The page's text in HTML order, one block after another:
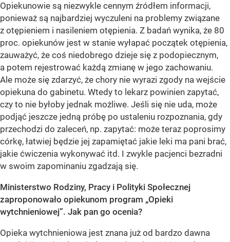
Opiekunowie są niezwykle cennym źródłem informacji,
ponieważ są najbardziej wyczuleni na problemy związane
z otępieniem i nasileniem otępienia. Z badań wynika, że 80
proc. opiekunów jest w stanie wyłapać początek otępienia,
zauważyć, że coś niedobrego dzieje się z podopiecznym,
a potem rejestrować każdą zmianę w jego zachowaniu.
Ale może się zdarzyć, że chory nie wyrazi zgody na wejście
opiekuna do gabinetu. Wtedy to lekarz powinien zapytać,
czy to nie byłoby jednak możliwe. Jeśli się nie uda, może
podjąć jeszcze jedną próbę po ustaleniu rozpoznania, gdy
przechodzi do zaleceń, np. zapytać: może teraz poprosimy
córkę, łatwiej będzie jej zapamiętać jakie leki ma pani brać,
jakie ćwiczenia wykonywać itd. I zwykle pacjenci bezradni
w swoim zapominaniu zgadzają się.
Ministerstwo Rodziny, Pracy i Polityki Społecznej
zaproponowało opiekunom program „Opieki
wytchnieniowej”. Jak pan go ocenia?
Opieka wytchnieniowa jest znana już od bardzo dawna